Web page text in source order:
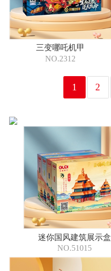
三变哪吒机甲
NO.2312
1 2
迷你国风建筑展示盒
NO.51015